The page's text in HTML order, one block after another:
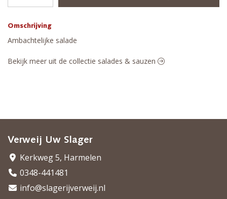
Omschrijving
Ambachtelijke salade
Bekijk meer uit de collectie salades & sauzen
Verweij Uw Slager
Kerkweg 5, Harmelen
0348-441481
info@slagerijverweij.nl